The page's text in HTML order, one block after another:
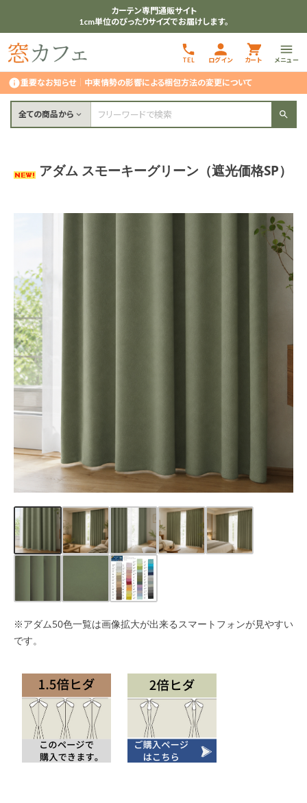
カーテン専門通販サイト
1cm単位のぴったりサイズでお届けします。
TEL ログイン カート メニュー
重要なお知らせ｜ 中東情勢の影響による梱包方法の変更について
全ての商品から
アダム スモーキーグリーン（遮光価格SP）
※アダム50色一覧は画像拡大が出来るスマートフォンが見やすい
です。